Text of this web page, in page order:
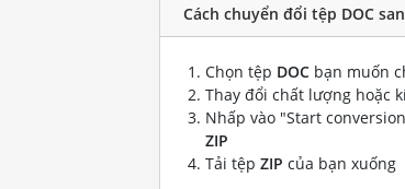
Cách chuyển đổi tệp DOC
Chọn tệp DOC bạn muốn
Thay đổi chất lượng hoặc
Nhấp vào "Start
ZIP
Tải tệp ZIP của bạn xuống